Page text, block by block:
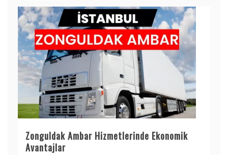
Zonguldak Ambar Hizmetlerinde Ekonomik
Avantajlar